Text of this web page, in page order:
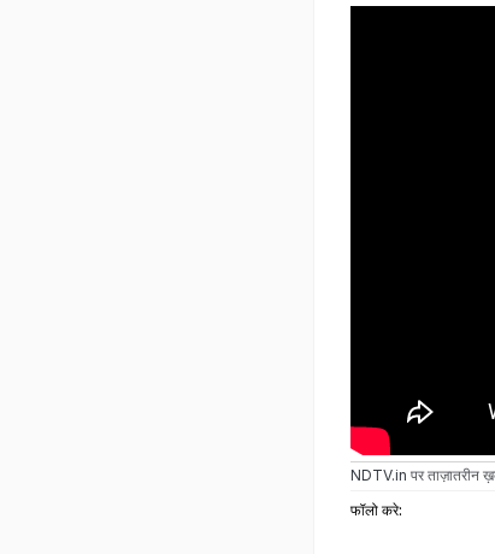
NDTV.in पर ताज़ातरीन
फॉलो करे: